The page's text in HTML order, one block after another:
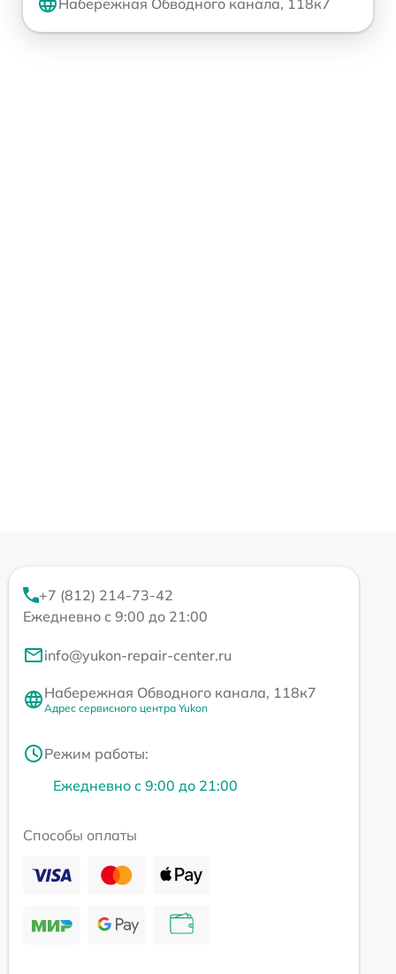
Набережная Обводного канала, 118к7
+7 (812) 214-73-42
Ежедневно с 9:00 до 21:00
info@yukon-repair-center.ru
Набережная Обводного канала, 118к7
Адрес сервисного центра Yukon
Режим работы:
Ежедневно с 9:00 до 21:00
Способы оплаты